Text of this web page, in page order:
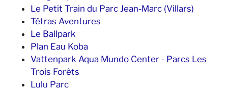
Le Petit Train du Parc Jean-Marc (Villars)
Tétras Aventures
Le Ballpark
Plan Eau Koba
Vattenpark Aqua Mundo Center - Parcs Les
Trois Forêts
Lulu Parc